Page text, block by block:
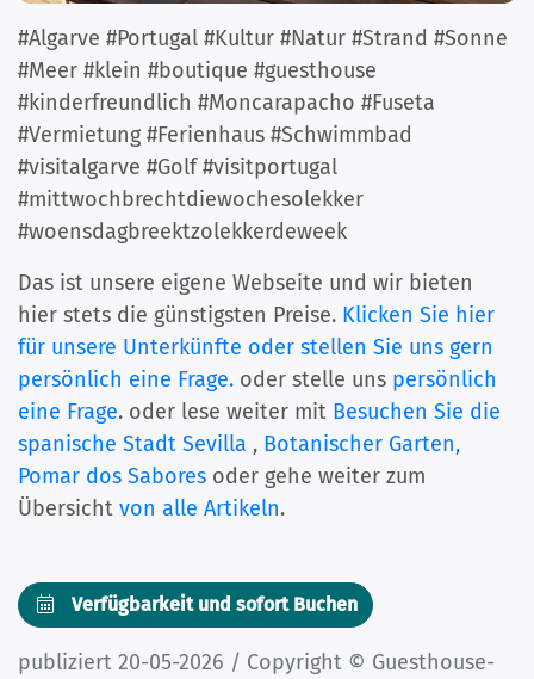
#Algarve #Portugal #Kultur #Natur #Strand #Sonne
#Meer #klein #boutique #guesthouse
#kinderfreundlich #Moncarapacho #Fuseta
#Vermietung #Ferienhaus #Schwimmbad
#visitalgarve #Golf #visitportugal
#mittwochbrechtdiewochesolekker
#woensdagbreektzolekkerdeweek
Das ist unsere eigene Webseite und wir bieten
hier stets die günstigsten Preise. Klicken Sie hier
für unsere Unterkünfte oder stellen Sie uns gern
persönlich eine Frage. oder stelle uns persönlich
eine Frage. oder lese weiter mit Besuchen Sie die
spanische Stadt Sevilla , Botanischer Garten,
Pomar dos Sabores oder gehe weiter zum
Übersicht von alle Artikeln.
Verfügbarkeit und sofort Buchen
publiziert 20-05-2026 / Copyright © Guesthouse-